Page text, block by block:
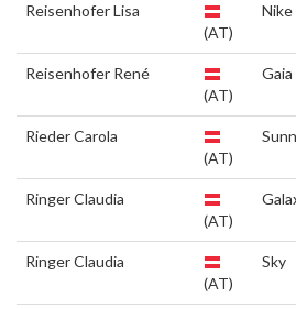
Reisenhofer Lisa
(AT)
Nike
Reisenhofer René
(AT)
Gaia
Rieder Carola
(AT)
Ringer Claudia
(AT)
Ringer Claudia
(AT)
Sky